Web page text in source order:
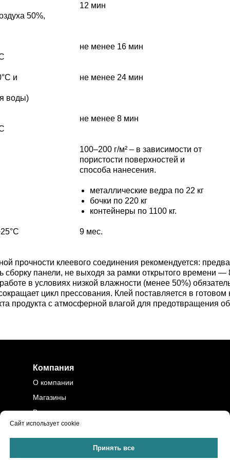
50%,
и
воды)
12 мин
не менее 16 мин
не менее 24 мин
не менее 8 мин
100–200 г/м² – в зависимости от
пористости поверхностей и
способа нанесения.
металлические ведра по 22 кг
бочки по 220 кг
контейнеры по 1100 кг.
9 мес.
прочности клеевого соединения рекомендуется:
сборку панели, не выходя за рамки открытого времени
в условиях низкой влажности (менее 50%)
цикл прессования. Клей поставляется в
продукта с атмосферной влагой для предотвращения
Сайт использует cookie
Принять все
Компания
О компании
Магазины
Вакансии
Контакты
конфиденциальности